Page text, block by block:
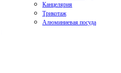
Канцелярия
Трикотаж
Алюминиевая посуда